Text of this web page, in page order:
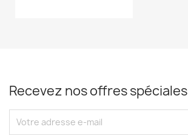
Recevez nos offres spéciales